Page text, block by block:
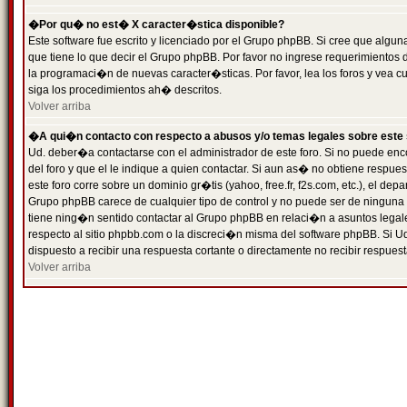
�Por qu� no est� X caracter�stica disponible?
Este software fue escrito y licenciado por el Grupo phpBB. Si cree que
que tiene lo que decir el Grupo phpBB. Por favor no ingrese
la programaci�n de nuevas caracter�sticas. Por favor, lea los foros y vea
siga los procedimientos ah� descritos.
Volver arriba
�A qui�n contacto con respecto a abusos y/o temas legales sobre este
Ud. deber�a contactarse con el administrador de este foro. Si no puede
del foro y que el le indique a quien contactar. Si aun as� no obtiene
este foro corre sobre un dominio gr�tis (yahoo, free.fr, f2s.com, etc.), el
Grupo phpBB carece de cualquier tipo de control y no puede ser de
tiene ning�n sentido contactar al Grupo phpBB en relaci�n a asuntos
respecto al sitio phpbb.com o la discreci�n misma del software phpBB. Si
dispuesto a recibir una respuesta cortante o directamente no recibir
Volver arriba